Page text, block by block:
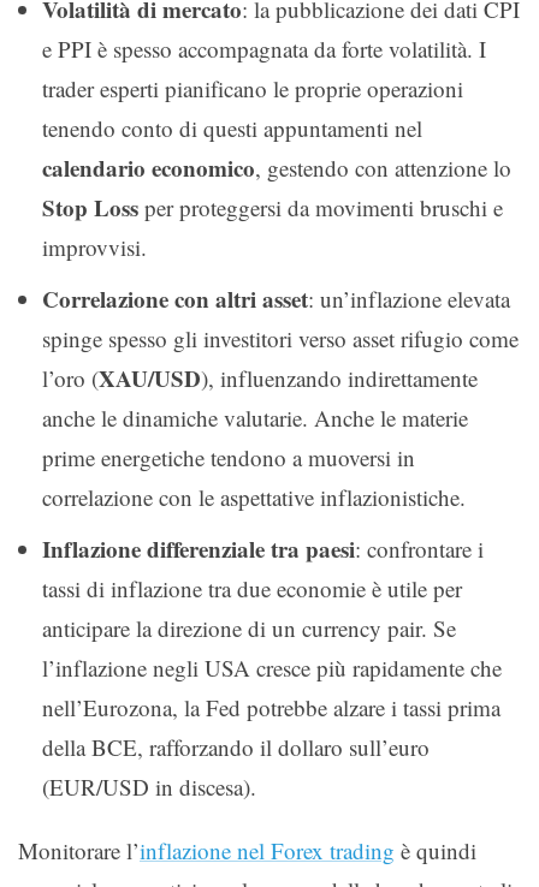
Volatilità di mercato: la pubblicazione dei dati CPI
e PPI è spesso accompagnata da forte volatilità. I
trader esperti pianificano le proprie operazioni
tenendo conto di questi appuntamenti nel
calendario economico, gestendo con attenzione lo
Stop Loss per proteggersi da movimenti bruschi e
improvvisi.
Correlazione con altri asset: un’inflazione elevata
spinge spesso gli investitori verso asset rifugio come
l’oro (XAU/USD), influenzando indirettamente
anche le dinamiche valutarie. Anche le materie
prime energetiche tendono a muoversi in
correlazione con le aspettative inflazionistiche.
Inflazione differenziale tra paesi: confrontare i
tassi di inflazione tra due economie è utile per
anticipare la direzione di un currency pair. Se
l’inflazione negli USA cresce più rapidamente che
nell’Eurozona, la Fed potrebbe alzare i tassi prima
della BCE, rafforzando il dollaro sull’euro
(EUR/USD in discesa).
Monitorare l’inflazione nel Forex trading è quindi